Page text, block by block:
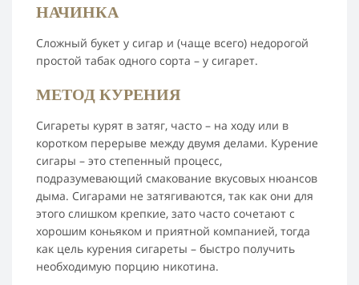
НАЧИНКА
Сложный букет у сигар и (чаще всего) недорогой
простой табак одного сорта – у сигарет.
МЕТОД КУРЕНИЯ
Сигареты курят в затяг, часто – на ходу или в
коротком перерыве между двумя делами. Курение
сигары – это степенный процесс,
подразумевающий смакование вкусовых нюансов
дыма. Сигарами не затягиваются, так как они для
этого слишком крепкие, зато часто сочетают с
хорошим коньяком и приятной компанией, тогда
как цель курения сигареты – быстро получить
необходимую порцию никотина.